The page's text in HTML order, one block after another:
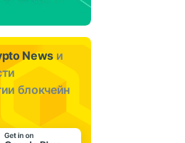
News и
блокчейн